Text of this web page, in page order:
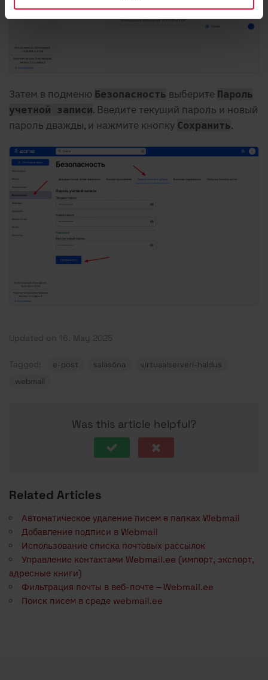
Затем в подменю Безопасность выберите Пароль
учетной записи. Введите текущий пароль и новый
пароль дважды, и нажмите кнопку Сохранить.
Updated on 16. May 2025
Tagged: e-post salasõna
virtuaalserveri-haldus
webmail
Was this article helpful?
Related Articles
Автоматическое удаление писем в папках Webmail
Добавление подписи в Webmail
Использование списка почтовых рассылок
Управление контактами Webmail.ee (импорт, экспорт,
адресные книги)
Фильтрация почты в веб-почте – Webmail.ee
Поиск писем в среде webmail.ee